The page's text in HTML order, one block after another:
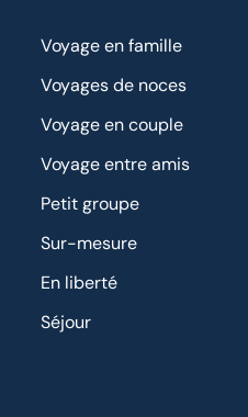
Voyage en famille
Voyages de noces
Voyage en couple
Voyage entre amis
Petit groupe
Sur-mesure
En liberté
Séjour